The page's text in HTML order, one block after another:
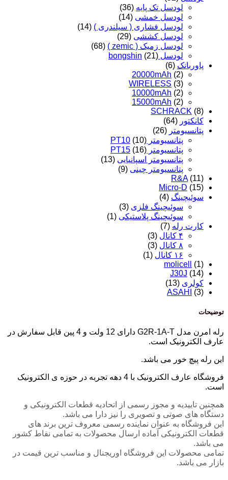
لودسل تک پایه (36)
لودسل خمشی (14)
لودسل فشاری ( سیلندری ) (14)
لودسل کششی (29)
لودسل زمیک ( zemic )
(68)
لودسل bongshin (21)
پاوربانک (6)
20000mAh (2)
WIRELESS (3)
10000mAh (2)
15000mAh (2)
SCHRACK (8)
کانکتور (64)
پتانسیومتر (26)
پتانسیومتر PT10 (10)
پتانسیومتر PT15 (16)
پتانسیومتر اسپانیایی (13)
پتانسیومتر چینی (9)
R&A (11)
Micro-D (15)
سوئیچینگ (4)
سوئیچینگ فلزی (3)
سوئیچینگ پلاستیکی (1)
کارت رله (7)
۴ کانال
(3)
۸ کانال
(3)
۱۶ کانال
(1)
molicell
(1)
J30J (14)
کولری (13)
ASAHI
(3)
توضیحات
رله امرن مدل G2R-1A-T دارای 12 ولت و 4 پین قابل سفارش در
عارف الکترونیک است.
این رله پیچ خور می باشد.
فروشگاه عارف الکترونیک با 4 دهه تجربه در حوزه ی الکترونیک
است.
همچنین تاییدیه و مجوز رسمی از اتحادیه قطعات الکترونیکی و
دستگاه های صوتی و تصویری را نیز دارا می باشد.
این فروشگاه به عنوان نماینده رسمی معروف ترین برند های
قطعات الکترونیکی آماده ارسال محصولات به تمامی نقاط کشور
می باشد.
تمامی محصولات این فروشگاه اوریجنال و مناسب ترین قیمت در
بازار می باشد.